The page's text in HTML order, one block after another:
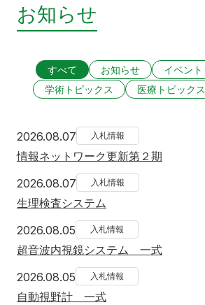
お知らせ
すべて お知らせ イベント
学術トピックス
医療トピックス
2026.08.07 2026年8月7日
入札情報
情報ネットワーク更新第２期
2026.08.07 2026年8月7日
入札情報
生理検査システム
2026.08.05 2026年8月5日
入札情報
超音波内視鏡システム 一式
2026.08.05 2026年8月5日
入札情報
自動視野計 一式